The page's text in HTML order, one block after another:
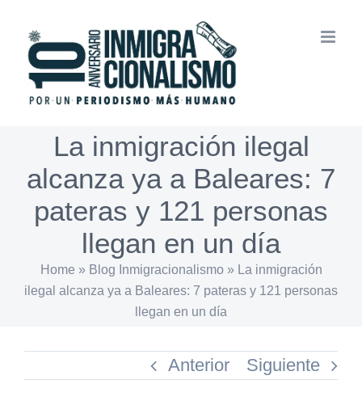
contenido
La inmigración ilegal
alcanza ya a Baleares: 7
pateras y 121 personas
llegan en un día
Home » Blog Inmigracionalismo» La inmigración
ilegal alcanza ya a Baleares: 7 pateras y 121 personas
llegan en un día
Anterior Siguiente